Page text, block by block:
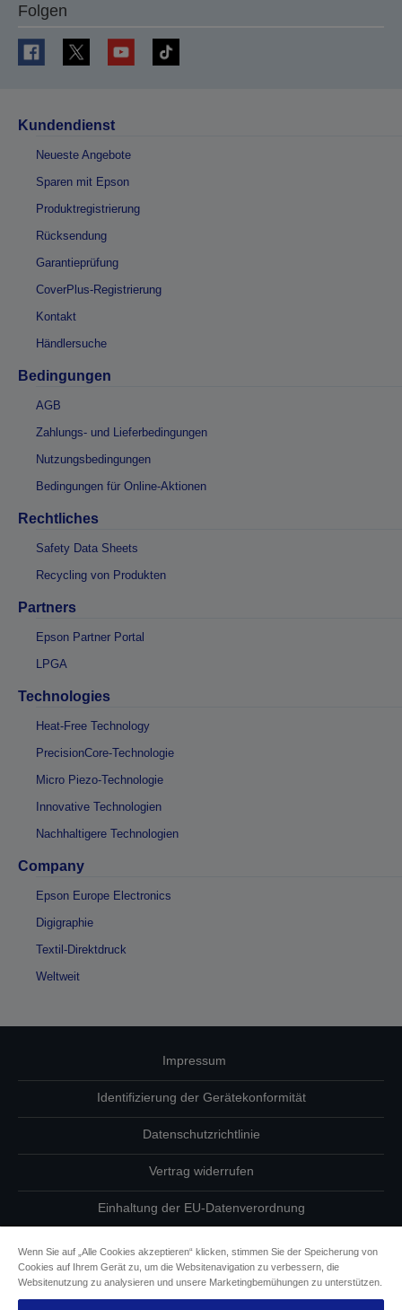
Folgen
Kundendienst
Neueste Angebote
Sparen mit Epson
Produktregistrierung
Rücksendung
Garantieprüfung
CoverPlus-Registrierung
Kontakt
Händlersuche
Bedingungen
AGB
Zahlungs- und Lieferbedingungen
Nutzungsbedingungen
Bedingungen für Online-Aktionen
Rechtliches
Safety Data Sheets
Recycling von Produkten
Partners
Epson Partner Portal
LPGA
Technologies
Heat-Free Technology
PrecisionCore-Technologie
Micro Piezo-Technologie
Innovative Technologien
Nachhaltigere Technologien
Company
Epson Europe Electronics
Digigraphie
Textil-Direktdruck
Weltweit
Impressum
Identifizierung der Gerätekonformität
Datenschutzrichtlinie
Vertrag widerrufen
Einhaltung der EU-Datenverordnung
Informationen zu Cookies
Wenn Sie auf „Alle Cookies akzeptieren“ klicken, stimmen Sie der Speicherung von
Cookies auf Ihrem Gerät zu, um die Websitenavigation zu verbessern, die
Websitenutzung zu analysieren und unsere Marketingbemühungen zu unterstützen.